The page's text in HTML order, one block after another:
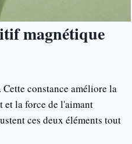
magnétique
constance améliore la
et la force de l'aimant
ces deux éléments tout